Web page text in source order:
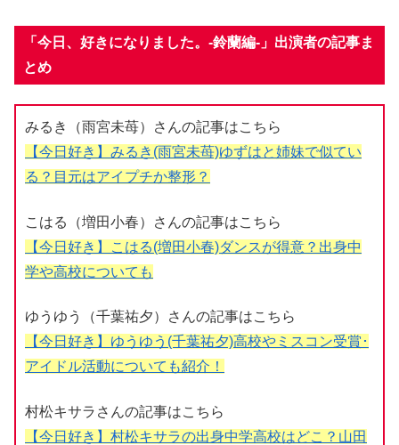
「今日、好きになりました。-鈴蘭編-」出演者の記事ま
とめ
みるき（雨宮未苺）さんの記事はこちら
【今日好き】みるき(雨宮未苺)ゆずはと姉妹で似てい
る？目元はアイプチか整形？
こはる（増田小春）さんの記事はこちら
【今日好き】こはる(増田小春)ダンスが得意？出身中
学や高校についても
ゆうゆう（千葉祐夕）さんの記事はこちら
【今日好き】ゆうゆう(千葉祐夕)高校やミスコン受賞･
アイドル活動についても紹介！
村松キサラさんの記事はこちら
【今日好き】村松キサラの出身中学高校はどこ？山田